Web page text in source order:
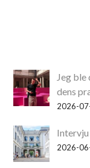
Jeg ble
dens
2026-
2026-